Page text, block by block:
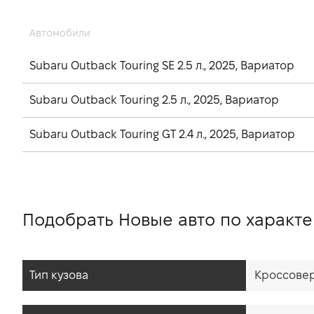
Автомобили
Subaru Outback Touring SE 2.5 л., 2025, Вариатор
Subaru Outback Touring 2.5 л., 2025, Вариатор
Subaru Outback Touring GT 2.4 л., 2025, Вариатор
Подобрать Новые авто по
Тип кузова